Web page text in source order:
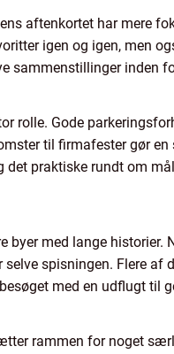
aftenkortet har mere
igen og igen, men
sammenstillinger inden
rolle. Gode
til firmafester gør en
praktiske rundt om
byer med lange historier.
spisningen. Flere af
med en udflugt til
rammen for noget